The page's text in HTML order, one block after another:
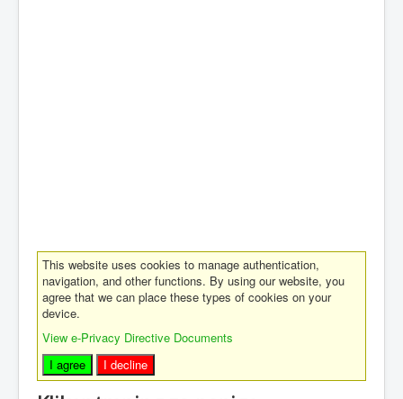
This website uses cookies to manage authentication,
navigation, and other functions. By using our website, you
agree that we can place these types of cookies on your
device.
View e-Privacy Directive Documents
I agree
I decline